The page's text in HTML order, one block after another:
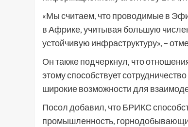
«Мы считаем, что проводимые в
в Африке, учитывая большую
устойчивую инфраструктуру», –
Он также подчеркнул, что
этому способствует
широкие возможности для
Посол добавил, что БРИКС
промышленность,